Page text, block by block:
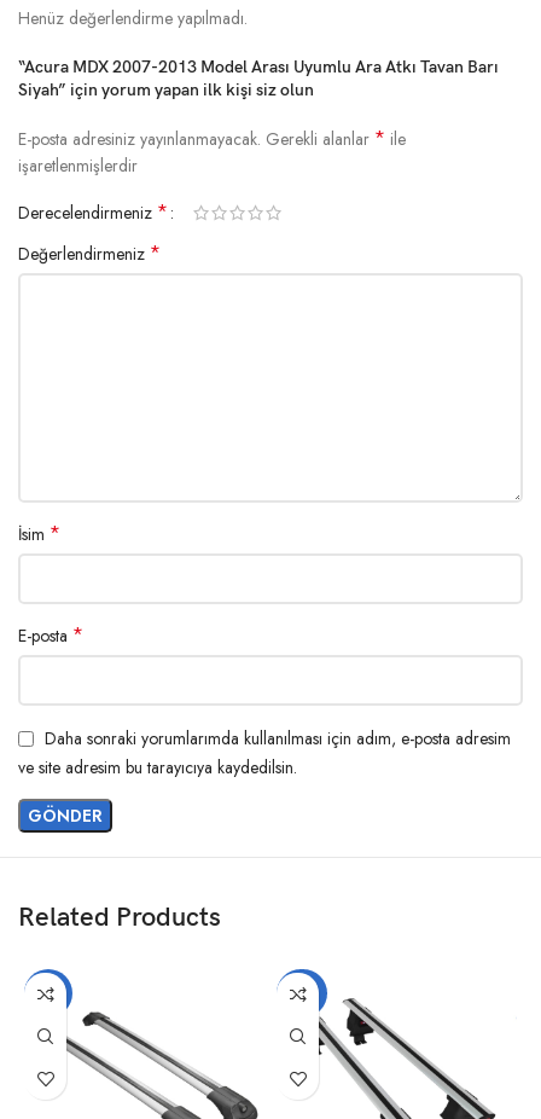
Henüz değerlendirme yapılmadı.
“Acura MDX 2007-2013 Model Arası Uyumlu Ara Atkı Tavan Barı
Siyah” için yorum yapan ilk kişi siz olun
E-posta adresiniz yayınlanmayacak. Gerekli alanlar * ile
işaretlenmişlerdir
Derecelendirmeniz *
Değerlendirmeniz *
İsim *
E-posta *
Daha sonraki yorumlarımda kullanılması için adım, e-posta adresim
ve site adresim bu tarayıcıya kaydedilsin.
Related Products
-17% -20%